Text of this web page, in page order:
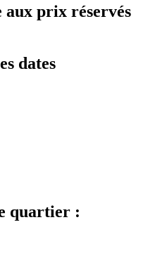
aux prix réservés
dates
quartier :